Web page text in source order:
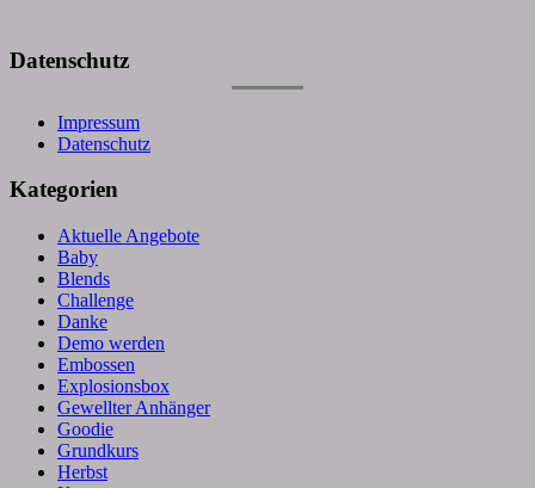
Datenschutz
Impressum
Datenschutz
Kategorien
Aktuelle Angebote
Baby
Blends
Challenge
Danke
Demo werden
Embossen
Explosionsbox
Gewellter Anhänger
Goodie
Grundkurs
Herbst